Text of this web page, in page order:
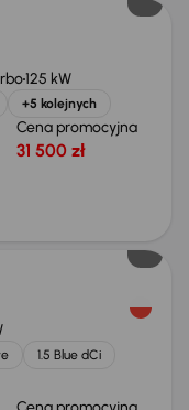
125 kW
+5 kolejnych
Cena promocyjna
31 500 zł
1.5 Blue dCi